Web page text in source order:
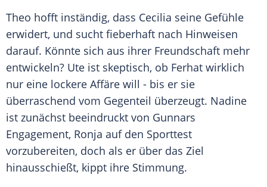
Theo hofft inständig, dass Cecilia seine Gefühle
erwidert, und sucht fieberhaft nach Hinweisen
darauf. Könnte sich aus ihrer Freundschaft mehr
entwickeln? Ute ist skeptisch, ob Ferhat wirklich
nur eine lockere Affäre will - bis er sie
überraschend vom Gegenteil überzeugt. Nadine
ist zunächst beeindruckt von Gunnars
Engagement, Ronja auf den Sporttest
vorzubereiten, doch als er über das Ziel
hinausschießt, kippt ihre Stimmung.